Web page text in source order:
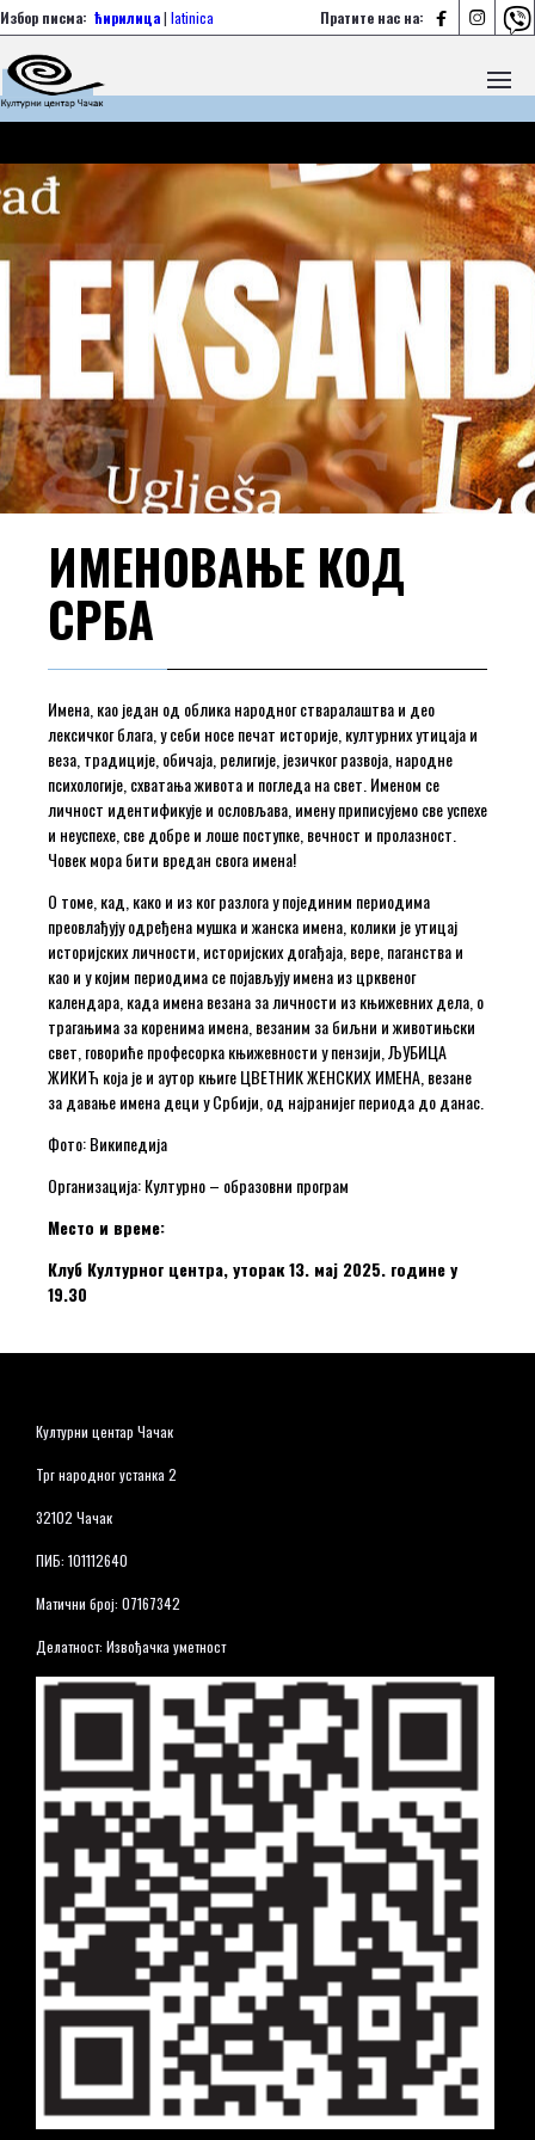
Пратите нас на:   
Избор писма: ћирилица| latinica
ИМЕНОВАЊЕ КОД
СРБА
Имена, као један од облика народног стваралаштва и део
лексичког блага, у себи носе печат историје, културних утицаја и
веза, традиције, обичаја, религије, језичког развоја, народне
психологије, схватања живота и погледа на свет. Именом се
личност идентификује и ословљава, имену приписујемо све успехе
и неуспехе, све добре и лоше поступке, вечност и пролазност.
Човек мора бити вредан свога имена!
О томе, кад, како и из ког разлога у појединим периодима
преовлађују одређена мушка и жанска имена, колики је утицај
историјских личности, историјских догађаја, вере, паганства и
као и у којим периодима се појављују имена из црквеног
календара, када имена везана за личности из књижевних дела, о
трагањима за коренима имена, везаним за биљни и животињски
свет, говориће професорка књижевности у пензији, ЉУБИЦА
ЖИКИЋ која је и аутор књиге ЦВЕТНИК ЖЕНСКИХ ИМЕНА, везане
за давање имена деци у Србији, од најранијег периода до данас.
Фото: Википедија
Организација: Културно – образовни програм
Место и време:
Клуб Културног центра, уторак 13. мај 2025. године у
19.30
Културни центар Чачак
Трг народног устанка 2
32102 Чачак
ПИБ: 101112640
Матични број: 07167342
Делатност: Извођачка уметност